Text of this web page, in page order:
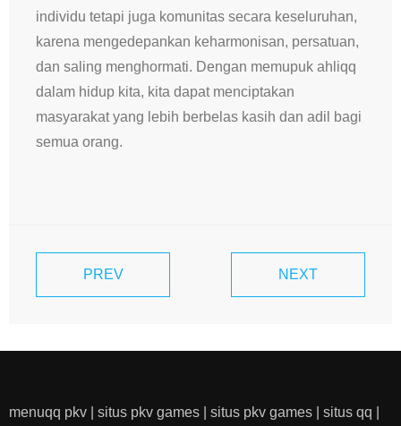
individu tetapi juga komunitas secara keseluruhan,
karena mengedepankan keharmonisan, persatuan,
dan saling menghormati. Dengan memupuk ahliqq
dalam hidup kita, kita dapat menciptakan
masyarakat yang lebih berbelas kasih dan adil bagi
semua orang.
PREV NEXT
menuqq pkv situs pkv games situs pkv games situs qq